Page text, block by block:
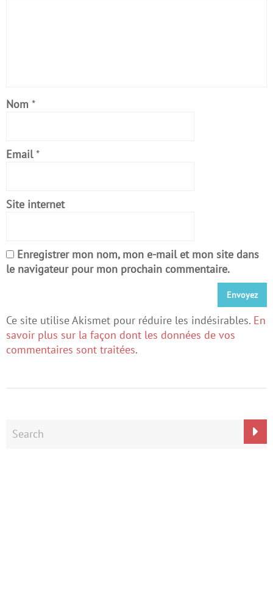
Nom *
Email *
Site internet
Enregistrer mon nom, mon e-mail et mon site dans
le navigateur pour mon prochain commentaire.
Ce site utilise Akismet pour réduire les indésirables. En
savoir plus sur la façon dont les données de vos
commentaires sont traitées.